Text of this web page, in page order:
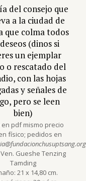
del consejo que
a la ciudad de
que colma todos
(dinos si
un ejemplar
o rescatado del
con las hojas
y señales de
pero se leen
bien)
en pdf mismo precio
físico; pedidos en
Gueshe Tenzing
Tamding
21 x 14,80 cm.